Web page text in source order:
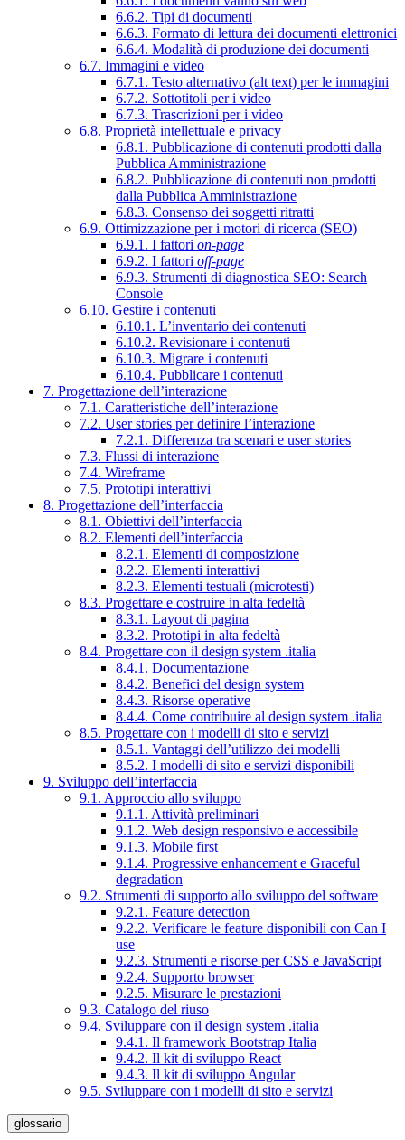
6.6.2. Tipi di documenti
6.6.3. Formato di lettura dei documenti elettronici
6.6.4. Modalità di produzione dei documenti
6.7. Immagini e video
6.7.1. Testo alternativo (alt text) per le immagini
6.7.2. Sottotitoli per i video
6.7.3. Trascrizioni per i video
6.8. Proprietà intellettuale e privacy
6.8.1. Pubblicazione di contenuti prodotti dalla
Pubblica Amministrazione
6.8.2. Pubblicazione di contenuti non prodotti
dalla Pubblica Amministrazione
6.8.3. Consenso dei soggetti ritratti
6.9. Ottimizzazione per i motori di ricerca (SEO)
6.9.1. I fattori on-page
6.9.2. I fattori off-page
6.9.3. Strumenti di diagnostica SEO: Search
Console
6.10. Gestire i contenuti
6.10.1. L’inventario dei contenuti
6.10.2. Revisionare i contenuti
6.10.3. Migrare i contenuti
6.10.4. Pubblicare i contenuti
7. Progettazione dell’interazione
7.1. Caratteristiche dell’interazione
7.2. User stories per definire l’interazione
7.2.1. Differenza tra scenari e user stories
7.3. Flussi di interazione
7.4. Wireframe
7.5. Prototipi interattivi
8. Progettazione dell’interfaccia
8.1. Obiettivi dell’interfaccia
8.2. Elementi dell’interfaccia
8.2.1. Elementi di composizione
8.2.2. Elementi interattivi
8.2.3. Elementi testuali (microtesti)
8.3. Progettare e costruire in alta fedeltà
8.3.1. Layout di pagina
8.3.2. Prototipi in alta fedeltà
8.4. Progettare con il design system .italia
8.4.1. Documentazione
8.4.2. Benefici del design system
8.4.3. Risorse operative
8.4.4. Come contribuire al design system .italia
8.5. Progettare con i modelli di sito e servizi
8.5.1. Vantaggi dell’utilizzo dei modelli
8.5.2. I modelli di sito e servizi disponibili
9. Sviluppo dell’interfaccia
9.1. Approccio allo sviluppo
9.1.1. Attività preliminari
9.1.2. Web design responsivo e accessibile
9.1.3. Mobile first
9.1.4. Progressive enhancement e Graceful
degradation
9.2. Strumenti di supporto allo sviluppo del software
9.2.1. Feature detection
9.2.2. Verificare le feature disponibili con Can I
use
9.2.3. Strumenti e risorse per CSS e JavaScript
9.2.4. Supporto browser
9.2.5. Misurare le prestazioni
9.3. Catalogo del riuso
9.4. Sviluppare con il design system .italia
9.4.1. Il framework Bootstrap Italia
9.4.2. Il kit di sviluppo React
9.4.3. Il kit di sviluppo Angular
9.5. Sviluppare con i modelli di sito e servizi
glossario